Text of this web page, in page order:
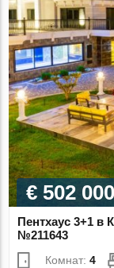
€ 502 000
Пентхаус 3+1 в
№211643
Комнат:4